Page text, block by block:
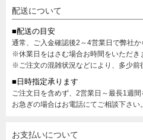
配送について
■配送の目安
通常、ご入金確認後2～4営業日で弊社か
※休業日をはさむ場合お時間をいただき
※ご注文の混雑状況などにより、多少前
■日時指定承ります
ご注文日を含めず、2営業日～最長1週間
お急ぎの場合はお電話にてご相談下さい。
お支払いについて